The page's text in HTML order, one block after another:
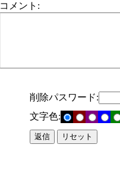
コメント:
削除パスワード:
文字色: